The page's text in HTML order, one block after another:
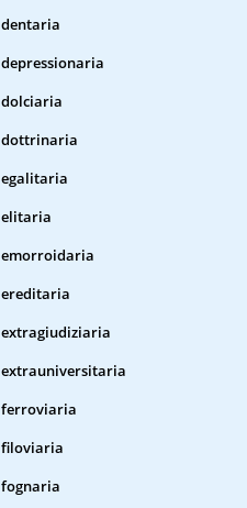
dentaria
depressionaria
dolciaria
dottrinaria
egalitaria
elitaria
emorroidaria
ereditaria
extragiudiziaria
extrauniversitaria
ferroviaria
filoviaria
fognaria